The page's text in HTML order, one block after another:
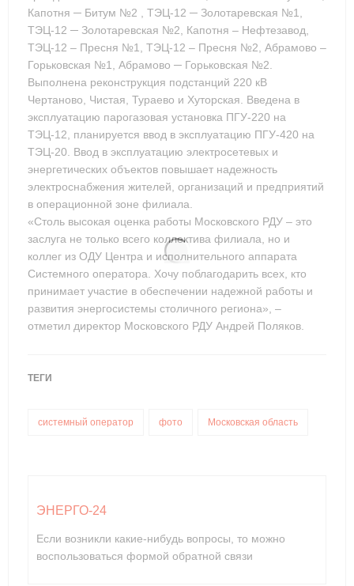
Капотня ─ Битум №2 , ТЭЦ-12 ─ Золотаревская №1,
ТЭЦ-12 ─ Золотаревская №2, Капотня – Нефтезавод,
ТЭЦ-12 – Пресня №1, ТЭЦ-12 – Пресня №2, Абрамово –
Горьковская №1, Абрамово ─ Горьковская №2.
Выполнена реконструкция подстанций 220 кВ
Чертаново, Чистая, Тураево и Хуторская. Введена в
эксплуатацию парогазовая установка ПГУ-220 на
ТЭЦ-12, планируется ввод в эксплуатацию ПГУ-420 на
ТЭЦ-20. Ввод в эксплуатацию электросетевых и
энергетических объектов повышает надежность
электроснабжения жителей, организаций и предприятий
в операционной зоне филиала.
«Столь высокая оценка работы Московского РДУ – это
заслуга не только всего коллектива филиала, но и
коллег из ОДУ Центра и исполнительного аппарата
Системного оператора. Хочу поблагодарить всех, кто
принимает участие в обеспечении надежной работы и
развития энергосистемы столичного региона», –
отметил директор Московского РДУ Андрей Поляков.
ТЕГИ
системный оператор фото Московская область
ЭНЕРГО-24
Если возникли какие-нибудь вопросы, то можно
воспользоваться формой обратной связи